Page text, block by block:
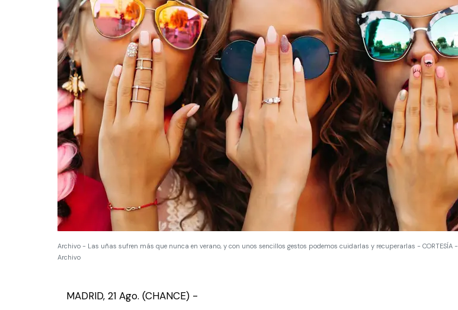
Archivo - Las uñas sufren más que nunca en verano, y con unos sencillos gestos podemos cuidarlas y recuperarlas - CORTESÍA -
Archivo
MADRID, 21 Ago. (CHANCE) -